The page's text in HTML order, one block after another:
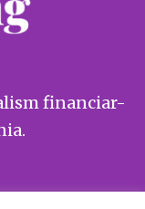
financiar-